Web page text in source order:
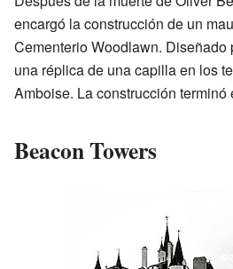
encargó la construcción de un
Cementerio Woodlawn. Diseñado
una réplica de una capilla en los
Amboise. La construcción terminó
Beacon Towers